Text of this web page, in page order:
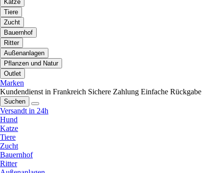
Katze
Tiere
Zucht
Bauernhof
Ritter
Außenanlagen
Pflanzen und Natur
Outlet
Marken
Kundendienst in Frankreich Sichere Zahlung Einfache Rückgabe
Suchen
Versandt in 24h
Hund
Katze
Tiere
Zucht
Bauernhof
Ritter